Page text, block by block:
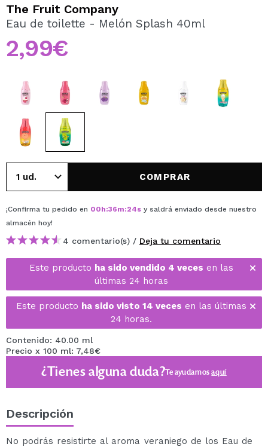
Al crear una cuenta en Maquillalia.com podrás realizar
tus compras rápidamente, revisar el estado de tus
pedidos y consultar tus operaciones anteriores.
CREAR CUENTA
The Fruit Company
Eau de toilette - Melón Splash 40ml
2,99€
COMPRAR
¡Confirma tu pedido en 00h:36m:24s y saldrá enviado desde nuestro
almacén hoy!
4 comentario(s) / Deja tu comentario
Este producto ha sido vendido 4 veces en las
últimas 24 horas
Este producto ha sido visto 14 veces en las últimas
24 horas.
Contenido: 40.00 ml
Precio x 100 ml: 7,48€
¿Tienes alguna duda?Te ayudamosaquí
Descripción
No podrás resistirte al aroma veraniego de los Eau de